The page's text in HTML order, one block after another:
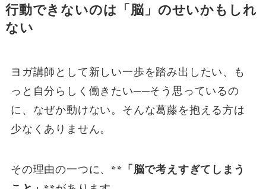
行動できないのは「脳」のせいかもしれ
ない
ヨガ講師として新しい一歩を踏み出したい、も
っと自分らしく働きたい──そう思っているの
に、なぜか動けない。そんな葛藤を抱える方は
少なくありません。
その理由の一つに、 **「脳で考えすぎてしまう